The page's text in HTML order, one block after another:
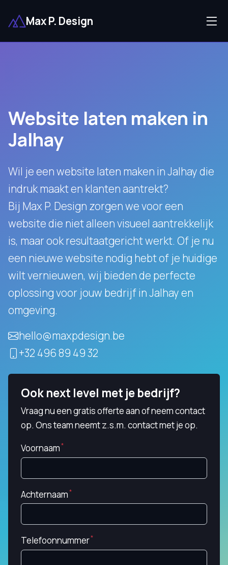
Max P. Design
Website laten maken in
Jalhay
Wil je een website laten maken in Jalhay die
indruk maakt en klanten aantrekt?
Bij Max P. Design zorgen we voor een
website die niet alleen visueel aantrekkelijk
is, maar ook resultaatgericht werkt. Of je nu
een nieuwe website nodig hebt of je huidige
wilt vernieuwen, wij bieden de perfecte
oplossing voor jouw bedrijf in Jalhay en
omgeving.
hello@maxpdesign.be
+32 496 89 49 32
Ook next level met je bedrijf?
Vraag nu een gratis offerte aan of neem contact
op. Ons team neemt z.s.m. contact met je op.
Voornaam
Achternaam
Telefoonnummer